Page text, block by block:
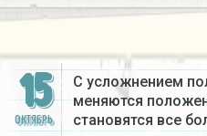
15
ОКТЯБРЬ
С усложнением
меняются
становятся все